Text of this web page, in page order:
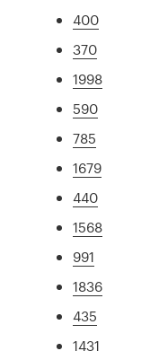
400
370
1998
590
785
1679
440
1568
991
1836
435
1431